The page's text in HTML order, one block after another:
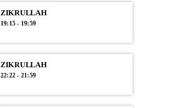
ZIKRULLAH
19:15 - 19:59
ZIKRULLAH
22:22 - 21:59